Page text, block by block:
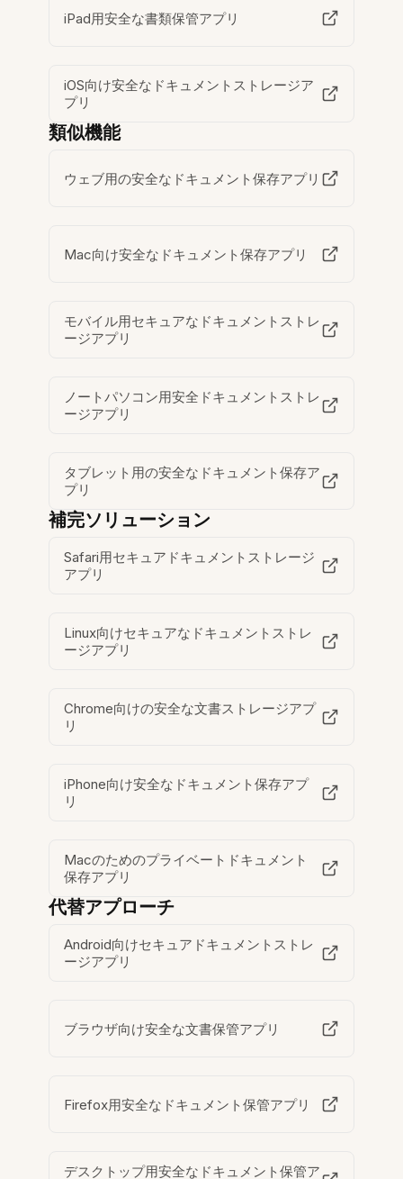
iPad用安全な書類保管アプリ
iOS向け安全なドキュメントストレージア
プリ
類似機能
ウェブ用の安全なドキュメント保存アプリ
Mac向け安全なドキュメント保存アプリ
モバイル用セキュアなドキュメントストレ
ージアプリ
ノートパソコン用安全ドキュメントストレ
ージアプリ
タブレット用の安全なドキュメント保存ア
プリ
補完ソリューション
Safari用セキュアドキュメントストレージ
アプリ
Linux向けセキュアなドキュメントストレ
ージアプリ
Chrome向けの安全な文書ストレージアプ
リ
iPhone向け安全なドキュメント保存アプ
リ
Macのためのプライベートドキュメント
保存アプリ
代替アプローチ
Android向けセキュアドキュメントストレ
ージアプリ
ブラウザ向け安全な文書保管アプリ
Firefox用安全なドキュメント保管アプリ
デスクトップ用安全なドキュメント保管ア